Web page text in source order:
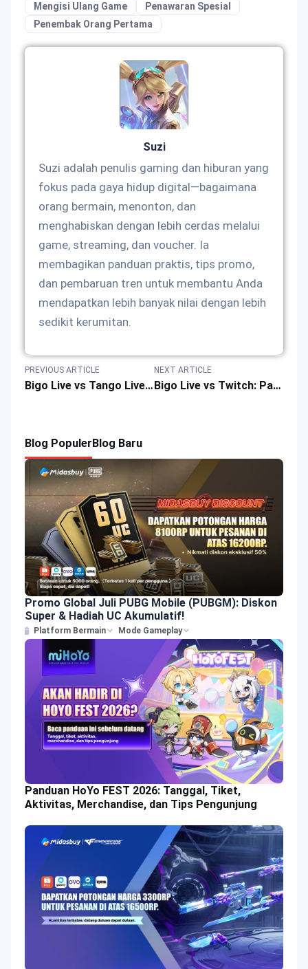
Mengisi Ulang Game
Penawaran Spesial
Penembak Orang Pertama
Suzi
Suzi adalah penulis gaming dan hiburan yang
fokus pada gaya hidup digital—bagaimana
orang bermain, menonton, dan
menghabiskan dengan lebih cerdas melalui
game, streaming, dan voucher. Ia
membagikan panduan praktis, tips promo,
dan pembaruan tren untuk membantu Anda
mendapatkan lebih banyak nilai dengan lebih
sedikit kerumitan.
PREVIOUS ARTICLE
Bigo Live vs Tango Live: Panduan Perbandingan Aplikasi Platform Streaming Video
NEXT ARTICLE
Bigo Live vs Twitch: Panduan Perbandingan Fitur Aplikasi Platform Streaming Video
Blog PopulerBlog Baru
Promo Global Juli PUBG Mobile (PUBGM): Diskon
Super & Hadiah UC Akumulatif!
Platform Bermain Mode Gameplay
Panduan HoYo FEST 2026: Tanggal, Tiket,
Aktivitas, Merchandise, dan Tips Pengunjung